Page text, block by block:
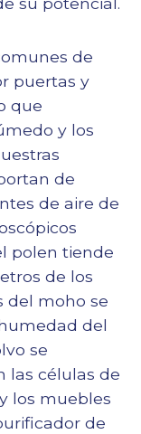
de
puertas y
que
y los
de
de aire de
polen tiende
de los
del moho se
del
se
las células de
los muebles
de